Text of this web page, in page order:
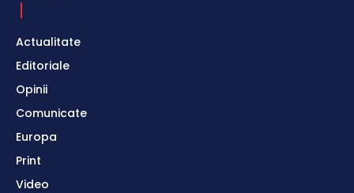
Actualitate
Editoriale
Opinii
Comunicate
Europa
Print
Video